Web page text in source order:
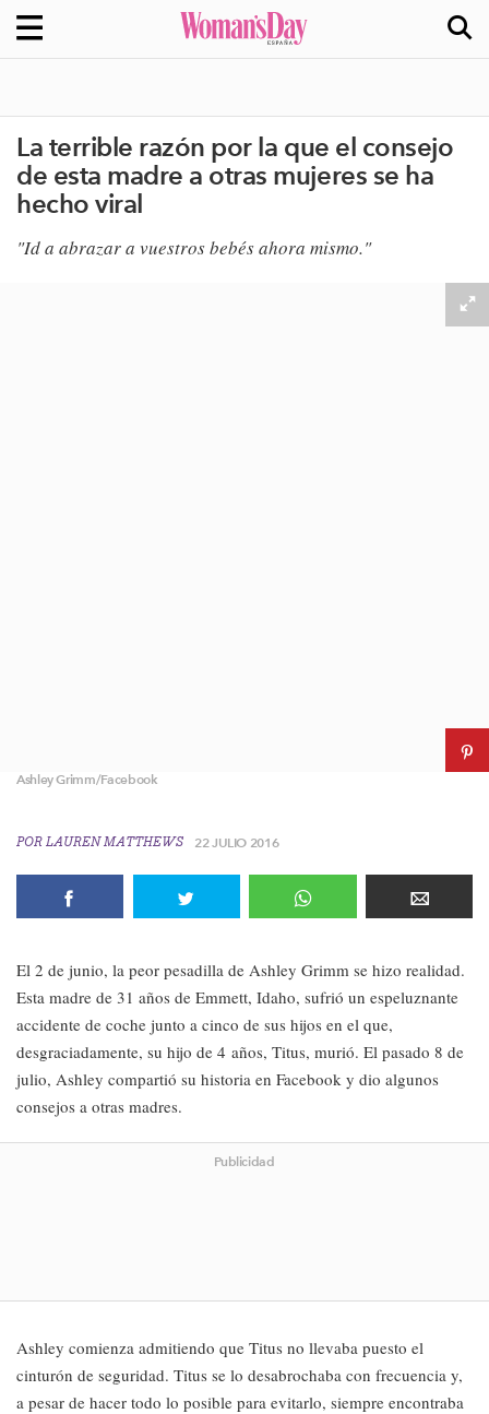
La terrible razón por la que el consejo
de esta madre a otras mujeres se ha
hecho viral
"Id a abrazar a vuestros bebés ahora mismo."
Ashley Grimm/Facebook
POR LAUREN MATTHEWS 22 JULIO 2016
El 2 de junio, la peor pesadilla de Ashley Grimm se hizo realidad.
Esta madre de 31 años de Emmett, Idaho, sufrió un espeluznante
accidente de coche junto a cinco de sus hijos en el que,
desgraciadamente, su hijo de 4 años, Titus, murió. El pasado 8 de
julio, Ashley compartió su historia en Facebook y dio algunos
consejos a otras madres.
Publicidad
Ashley comienza admitiendo que Titus no llevaba puesto el
cinturón de seguridad. Titus se lo desabrochaba con frecuencia y,
a pesar de hacer todo lo posible para evitarlo, siempre encontraba